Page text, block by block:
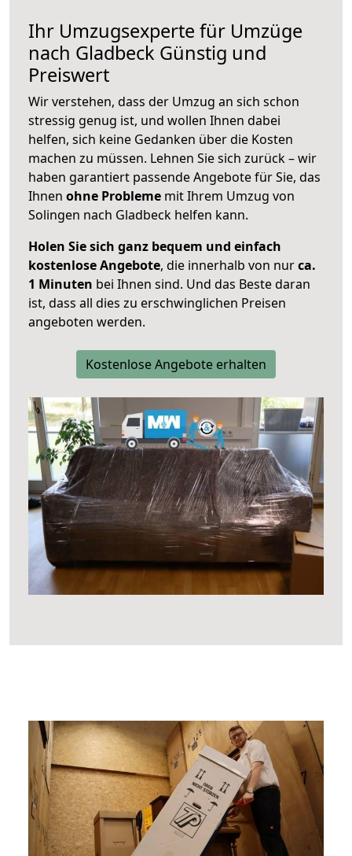
Ihr Umzugsexperte für Umzüge
nach Gladbeck Günstig und
Preiswert
Wir verstehen, dass der Umzug an sich schon
stressig genug ist, und wollen Ihnen dabei
helfen, sich keine Gedanken über die Kosten
machen zu müssen. Lehnen Sie sich zurück – wir
haben garantiert passende Angebote für Sie, das
Ihnen ohne Probleme mit Ihrem Umzug von
Solingen nach Gladbeck helfen kann.
Holen Sie sich ganz bequem und einfach
kostenlose Angebote, die innerhalb von nurca.
1 Minuten bei Ihnen sind. Und das Beste daran
ist, dass all dies zu erschwinglichen Preisen
angeboten werden.
Kostenlose Angebote erhalten